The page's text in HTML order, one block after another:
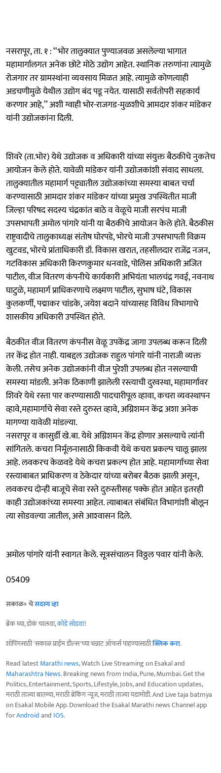
नसरापूर, ता. १ : ‘‘भोर तालुक्यात पुण्याजवळ असलेल्या भागात
महामार्गालगत अनेक छोटे मोठे उद्योग आहेत. स्थानिक तरुणांना त्यामुळे
रोजगार तर ग्रामस्थांना व्यवसाय मिळत आहे. त्यामुळे कोणत्याही
अडचणीमुळे येथील उद्योग बंद पडू नयेत. यासाठी सर्वतोपरी सहकार्य
करणार आहे,’’ अशी ग्वाही भोर-राजगड-मुळशीचे आमदार शंकर मांडेकर
यांनी उद्योजकांना दिली.
शिवरे (ता.भोर) येथे उद्योजक व अधिकारी यांच्या संयुक्त बैठकीचे नुकतेच
आयोजन केले होते. यावेळी मांडेकर यांनी उद्योजकांशी संवाद साधला.
तालुक्यातील महामार्ग पट्ट्यातील उद्योजकांच्या समस्या बाबत चर्चा
करण्यासाठी आमदार शंकर मांडेकर यांच्या प्रमुख उपस्थितीत माजी
जिल्हा परिषद सदस्य चंद्रकांत बाठे व वेळूचे माजी सरपंच माजी
उपसभापती अमोल पांगारे यांनी या बैठकीचे आयोजन केले होते. बैठकीस
राष्ट्रवादीचे तालुकाध्यक्ष संतोष घोरपडे, भोरचे माजी उपसभापती विक्रम
खुटवड, भोरचे प्रांताधिकारी डॉ. विकास खरात, तहसीलदार राजेंद्र नजन,
गटविकास अधिकारी किरणकुमार धनवाडे, पोलिस अधिकारी अजित
पाटील, वीज वितरण कंपनीचे कार्यकारी अभियंता भालचंद्र गवई, नवनाथ
घाटुळे, महामार्ग प्राधिकरणाचे लक्ष्मण पाटील, सुभाष घंटे, विकास
कुलकर्णी, पद्माकर चांडके, जयेश बदाने यांच्यासह विविध विभागाचे
शासकीय अधिकारी उपस्थित होते.
बैठकीत वीज वितरण कंपनीस वेळू उपकेंद्र जागा उपलब्ध करून दिली
तर केंद्र होत नाही. याबद्दल उद्योजक राहुल पांगारे यांनी नाराजी व्यक्त
केली. तसेच अनेक उद्योजकांनी वीज पुरेशी उपलब्ध होत नसल्याची
समस्या मांडली. अनेक ठिकाणी झालेली रस्त्याची दुरवस्था, महामार्गावर
शिवरे येथे रस्ता पार करण्यासाठी पादचारीपूल व्हावा, कचरा व्यवस्थापन
व्हावे,महामार्गाचे सेवा रस्ते दुरुस्त व्हावे, अग्निशमन केंद्र अशा अनेक
मागण्या यावेळी मांडल्या.
नसरापूर व कासुर्डी खे.बा. येथे अग्निशमन केंद्र होणार असल्याचे त्यांनी
सांगितले. कचरा निर्मूलनासाठी किकवी येथे कचरा प्रकल्प चालू झाला
आहे. लवकरच केळवडे येथे कचरा प्रकल्प होत आहे. महामार्गाच्या सेवा
रस्त्याबाबत प्राधिकरण व ठेकेदार यांच्या बरोबर बैठक झाली असून,
लवकरच दोन्ही बाजूचे सेवा रस्ते दुरुस्तीसह पक्के होत आहेत इतरही
काही उद्योजकांच्या समस्या आहेत. त्याबाबत संबंधित विभागांशी बोलून
त्या सोडवल्या जातील, असे आश्‍वासन दिले.
अमोल पांगारे यांनी स्वागत केले. सूत्रसंचालन विठ्ठल पवार यांनी केले.
05409
सकाळ+ चेसदस्य व्हा
ब्रेक घ्या, डोकं चालवा,कोडे सोडवा!
शॉपिंगसाठी 'सकाळ प्राईम डील्स'च्या भन्नाट ऑफर्स पाहण्यासाठीक्लिक करा.
Read latestMarathi news, Watch Live Streaming on Esakal and
Maharashtra News. Breaking news from India, Pune, Mumbai. Get the
Politics, Entertainment, Sports, Lifestyle, Jobs, and Education updates,
मराठी ताज्या बातम्या, मराठी ब्रेकिंग न्यूज, मराठी ताज्या घडामोडी. And Live taja batmya
on Esakal Mobile App. Download the Esakal Marathi news Channel app
forAndroidand IOS.